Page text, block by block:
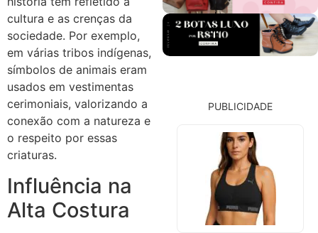
cultura e as crenças da
sociedade. Por exemplo,
em várias tribos indígenas,
símbolos de animais eram
usados em vestimentas
cerimoniais, valorizando a
conexão com a natureza e
o respeito por essas
criaturas.
Influência na
Alta Costura
PUBLICIDADE